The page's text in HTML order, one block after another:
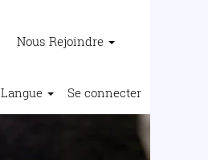
Nous Rejoindre
Langue Se connecter